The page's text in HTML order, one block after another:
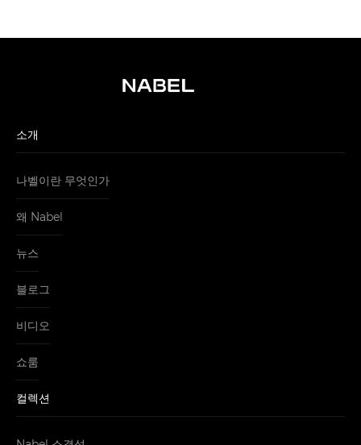
소개
나벨이란 무엇인가
왜 Nabel
뉴스
블로그
비디오
쇼룸
컬렉션